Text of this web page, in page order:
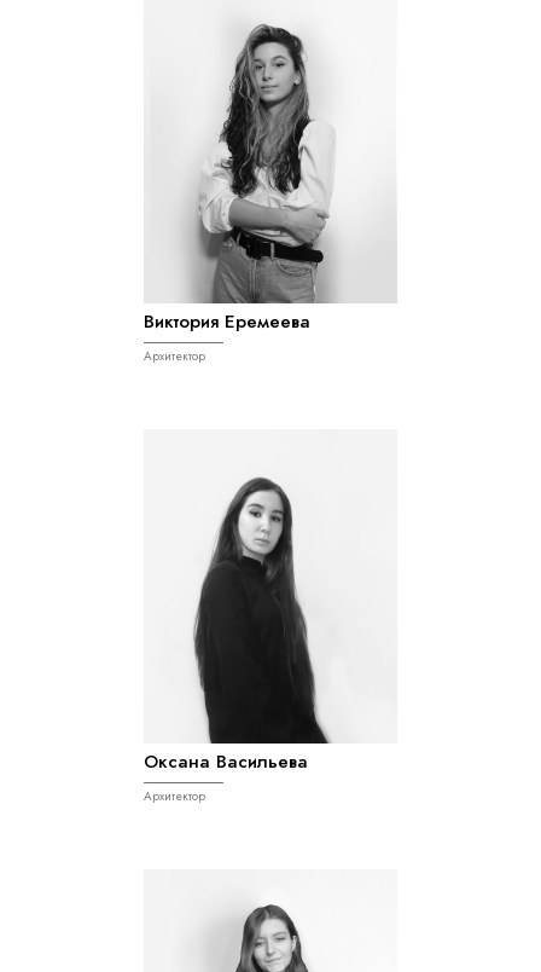
Архитектор
Оксана Васильева
Архитектор
Виктория Еремеева